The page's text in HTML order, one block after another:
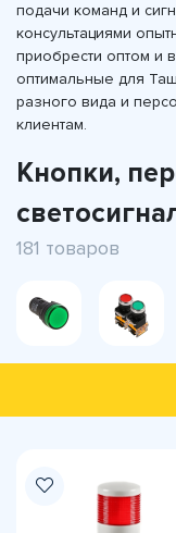
подачи команд и
консультациями
приобрести оптом и
оптимальные для
разного вида и
клиентам.
Кнопки,
181 товаров